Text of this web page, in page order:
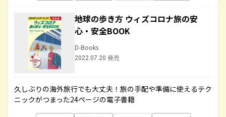
地球の歩き方 ウィズコロナ旅の安
心・安全BOOK
D-Books
2022.07.20 発売
久しぶりの海外旅行でも大丈夫！旅の手配や準備に使えるテク
ニックがつまった24ページの電子書籍